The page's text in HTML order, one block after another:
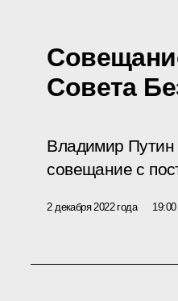
Совета
Владимир Путин
совещание с
2 декабря 2022 года 19:00